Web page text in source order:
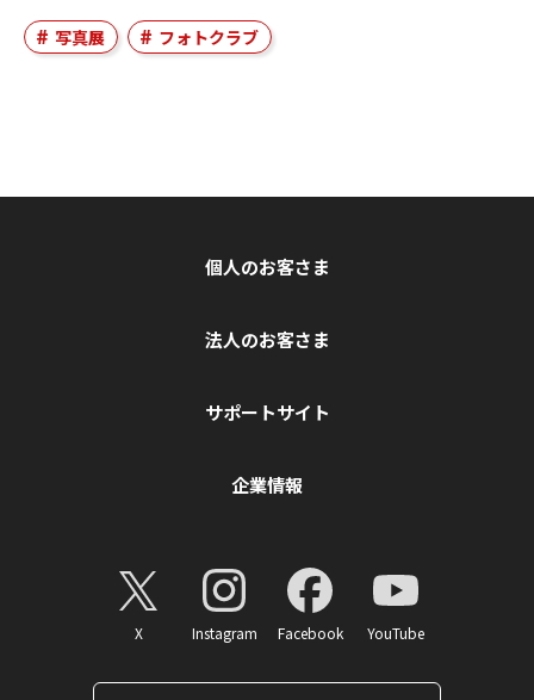
写真展 フォトクラブ
個人のお客さま
法人のお客さま
サポートサイト
企業情報
X Instagram Facebook YouTube